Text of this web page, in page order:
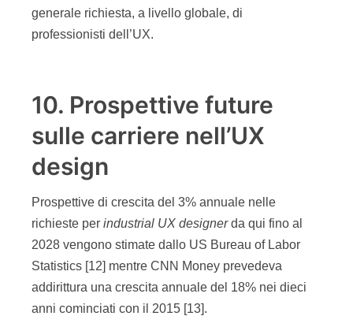
generale richiesta, a livello globale, di
professionisti dell’UX.
10. Prospettive future
sulle carriere nell’UX
design
Prospettive di crescita del 3% annuale nelle
richieste per industrial UX designerda qui fino al
2028 vengono stimate dallo US Bureau of Labor
Statistics [12] mentre CNN Money prevedeva
addirittura una crescita annuale del 18% nei dieci
anni cominciati con il 2015 [13].